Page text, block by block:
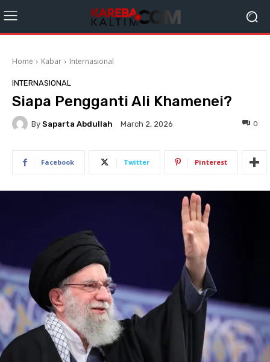
Home Kabar Internasional
INTERNASIONAL
Siapa Pengganti Ali Khamenei?
By Saparta Abdullah March 2, 2026 0
Facebook Twitter Pinterest